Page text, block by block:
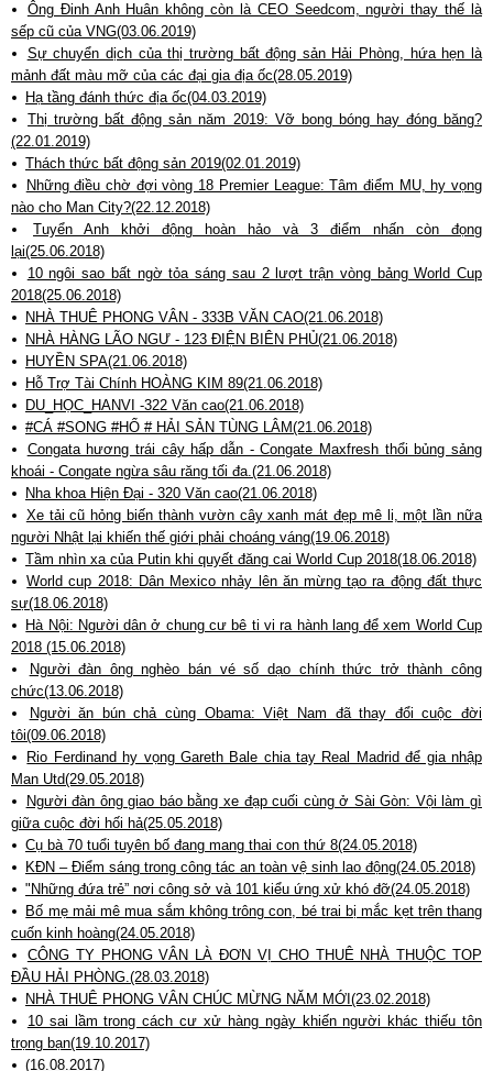
Ông Đinh Anh Huân không còn là CEO Seedcom, người thay thế là
sếp cũ của VNG(03.06.2019)
Sự chuyển dịch của thị trường bất động sản Hải Phòng, hứa hẹn là
mảnh đất màu mỡ của các đại gia địa ốc(28.05.2019)
Hạ tầng đánh thức địa ốc(04.03.2019)
Thị trường bất động sản năm 2019: Vỡ bong bóng hay đóng băng?
(22.01.2019)
Thách thức bất động sản 2019(02.01.2019)
Những điều chờ đợi vòng 18 Premier League: Tâm điểm MU, hy vọng
nào cho Man City?(22.12.2018)
Tuyển Anh khởi động hoàn hảo và 3 điểm nhấn còn đọng
lại(25.06.2018)
10 ngôi sao bất ngờ tỏa sáng sau 2 lượt trận vòng bảng World Cup
2018(25.06.2018)
NHÀ THUÊ PHONG VÂN - 333B VĂN CAO(21.06.2018)
NHÀ HÀNG LÃO NGƯ - 123 ĐIỆN BIÊN PHỦ(21.06.2018)
HUYỀN SPA(21.06.2018)
Hỗ Trợ Tài Chính HOÀNG KIM 89(21.06.2018)
DU_HỌC_HANVI -322 Văn cao(21.06.2018)
#CÁ #SONG #HỔ # HẢI SẢN TÙNG LÂM(21.06.2018)
Congata hương trái cây hấp dẫn - Congate Maxfresh thổi bủng sảng
khoái - Congate ngừa sâu răng tối đa.(21.06.2018)
Nha khoa Hiện Đại - 320 Văn cao(21.06.2018)
Xe tải cũ hỏng biến thành vườn cây xanh mát đẹp mê li, một lần nữa
người Nhật lại khiến thế giới phải choáng váng(19.06.2018)
Tầm nhìn xa của Putin khi quyết đăng cai World Cup 2018(18.06.2018)
World cup 2018: Dân Mexico nhảy lên ăn mừng tạo ra động đất thực
sự(18.06.2018)
Hà Nội: Người dân ở chung cư bê ti vi ra hành lang để xem World Cup
2018 (15.06.2018)
Người đàn ông nghèo bán vé số dạo chính thức trở thành công
chức(13.06.2018)
Người ăn bún chả cùng Obama: Việt Nam đã thay đổi cuộc đời
tôi(09.06.2018)
Rio Ferdinand hy vọng Gareth Bale chia tay Real Madrid để gia nhập
Man Utd(29.05.2018)
Người đàn ông giao báo bằng xe đạp cuối cùng ở Sài Gòn: Vội làm gì
giữa cuộc đời hối hả(25.05.2018)
Cụ bà 70 tuổi tuyên bố đang mang thai con thứ 8(24.05.2018)
KĐN – Điểm sáng trong công tác an toàn vệ sinh lao động(24.05.2018)
"Những đứa trẻ” nơi công sở và 101 kiểu ứng xử khó đỡ(24.05.2018)
Bố mẹ mải mê mua sắm không trông con, bé trai bị mắc kẹt trên thang
cuốn kinh hoàng(24.05.2018)
CÔNG TY PHONG VÂN LÀ ĐƠN VỊ CHO THUÊ NHÀ THUỘC TOP
ĐẦU HẢI PHÒNG.(28.03.2018)
NHÀ THUÊ PHONG VÂN CHÚC MỪNG NĂM MỚI(23.02.2018)
10 sai lầm trong cách cư xử hàng ngày khiến người khác thiếu tôn
trọng bạn(19.10.2017)
(16.08.2017)